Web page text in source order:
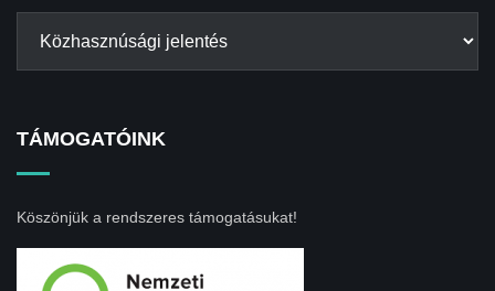
TÁMOGATÓINK
Köszönjük a rendszeres támogatásukat!